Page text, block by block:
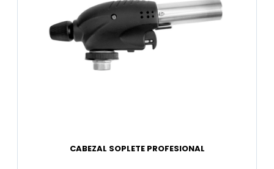
CABEZAL SOPLETE PROFESIONAL